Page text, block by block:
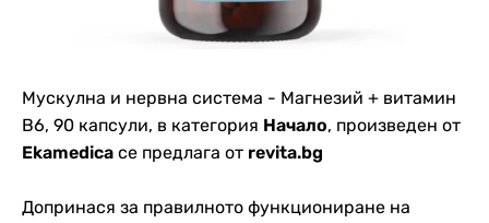
Мускулна и нервна система - Магнезий + витамин
B6, 90 капсули, в категория Начало, произведен от
Ekamedica се предлага от revita.bg
Допринася за правилното функциониране на